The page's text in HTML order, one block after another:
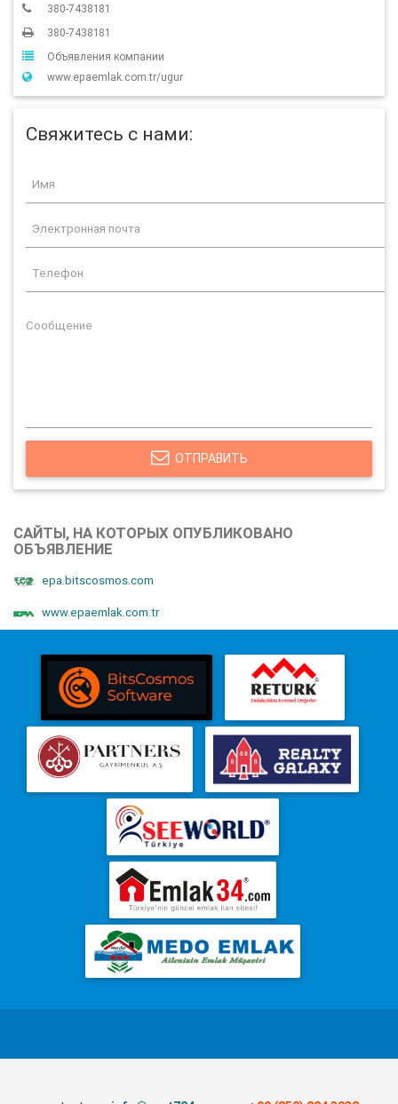
380-7438181
380-7438181
Объявления компании
www.epaemlak.com.tr/ugur
Свяжитесь с нами:
ОТПРАВИТЬ
САЙТЫ, НА КОТОРЫХ ОПУБЛИКОВАНО
ОБЪЯВЛЕНИЕ
epa.bitscosmos.com
www.epaemlak.com.tr